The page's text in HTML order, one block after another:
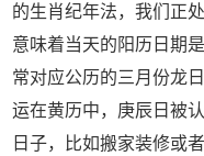
的生肖纪年法，我们正
意味着当天的阳历日期
常对应公历的三月份龙
运在黄历中，庚辰日被
日子，比如搬家装修或